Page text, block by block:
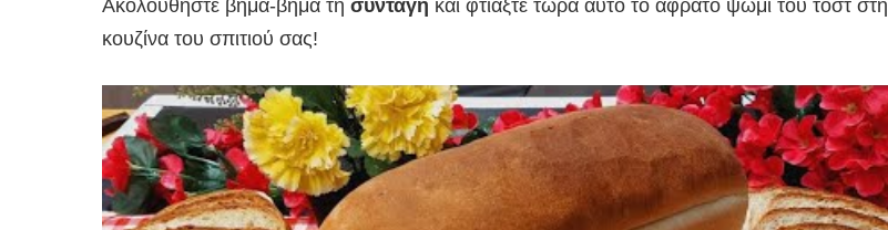
Ακολουθήστε βήμα-βήμα τη συνταγή και φτιάξτε τώρα αυτό το αφράτο ψωμί του τοστ στη
κουζίνα του σπιτιού σας!